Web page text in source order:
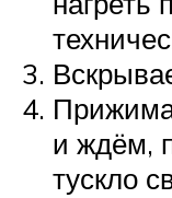
и ждём,
тускло